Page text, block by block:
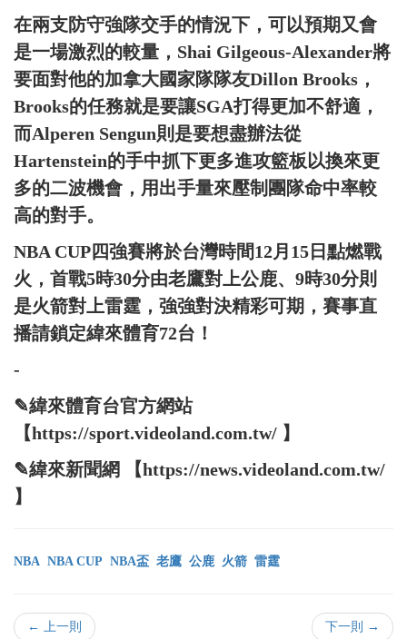
在兩支防守強隊交手的情況下，可以預期又會
是一場激烈的較量，Shai Gilgeous-Alexander將
要面對他的加拿大國家隊隊友Dillon Brooks，
Brooks的任務就是要讓SGA打得更加不舒適，
而Alperen Sengun則是要想盡辦法從
Hartenstein的手中抓下更多進攻籃板以換來更
多的二波機會，用出手量來壓制團隊命中率較
高的對手。
NBA CUP四強賽將於台灣時間12月15日點燃戰
火，首戰5時30分由老鷹對上公鹿、9時30分則
是火箭對上雷霆，強強對決精彩可期，賽事直
播請鎖定緯來體育72台！
-
✎緯來體育台官方網站
【https://sport.videoland.com.tw/ 】
✎緯來新聞網 【https://news.videoland.com.tw/
】
NBA NBA CUP NBA盃 老鷹 公鹿 火箭 雷霆
← 上一則 下一則 →